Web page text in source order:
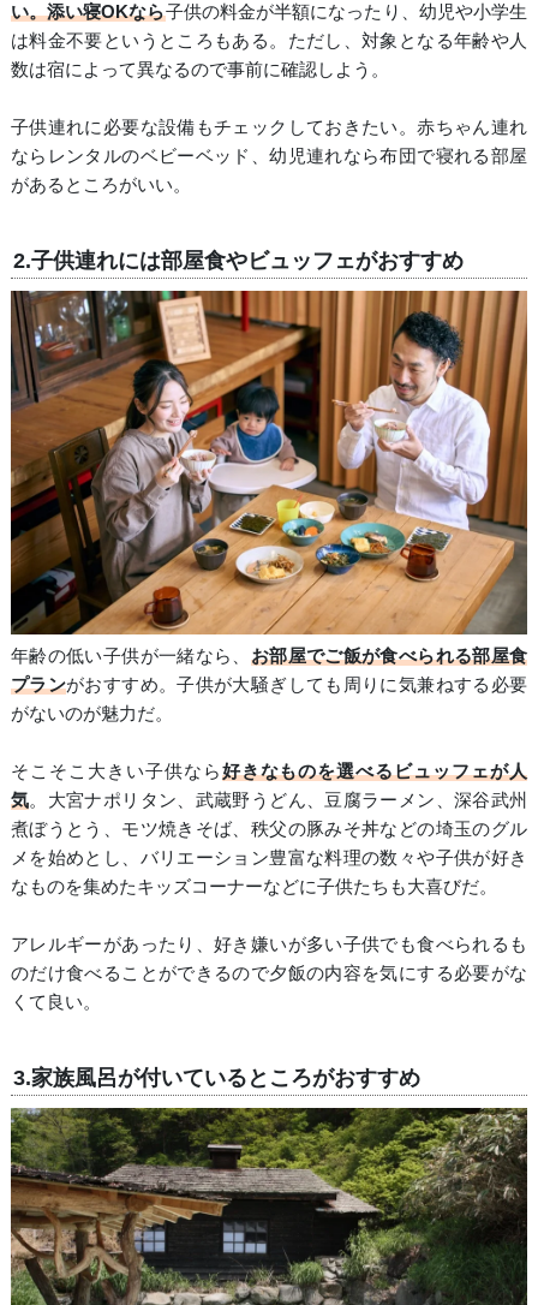
い。添い寝OKなら子供の料金が半額になったり、幼児や小学生
は料金不要というところもある。ただし、対象となる年齢や人
数は宿によって異なるので事前に確認しよう。
子供連れに必要な設備もチェックしておきたい。赤ちゃん連れ
ならレンタルのベビーベッド、幼児連れなら布団で寝れる部屋
があるところがいい。
2.子供連れには部屋食やビュッフェがおすすめ
年齢の低い子供が一緒なら、 お部屋でご飯が食べられる部屋食
プランがおすすめ。子供が大騒ぎしても周りに気兼ねする必要
がないのが魅力だ。
そこそこ大きい子供なら好きなものを選べるビュッフェが人
気。大宮ナポリタン、武蔵野うどん、豆腐ラーメン、深谷武州
煮ぼうとう、モツ焼きそば、秩父の豚みそ丼などの埼玉のグル
メを始めとし、バリエーション豊富な料理の数々や子供が好き
なものを集めたキッズコーナーなどに子供たちも大喜びだ。
アレルギーがあったり、好き嫌いが多い子供でも食べられるも
のだけ食べることができるので夕飯の内容を気にする必要がな
くて良い。
3.家族風呂が付いているところがおすすめ